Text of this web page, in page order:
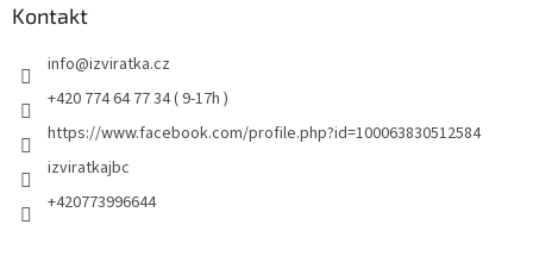
Kontakt
info@izviratka.cz
+420 774 64 77 34 ( 9-17h )
https://www.facebook.com/profile.php?id=100063830512584
izviratkajbc
+420773996644